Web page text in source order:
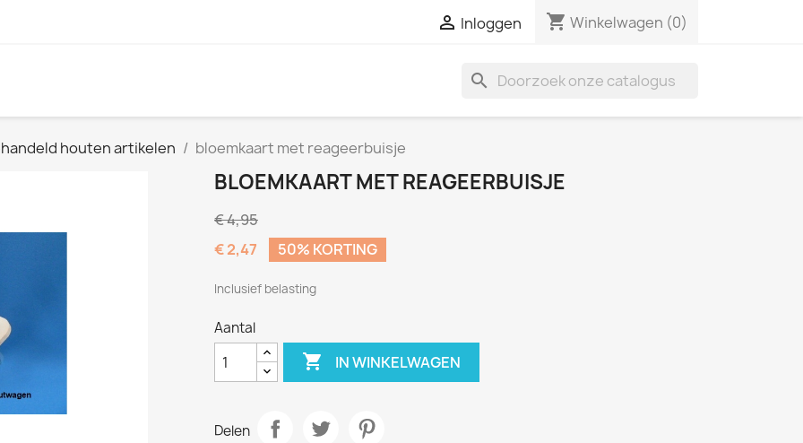
 Inloggen shopping_cart Winkelwagen (0)
search
houten artikelen bloemkaart met reageerbuisje
BLOEMKAART MET REAGEERBUISJE
€ 4,95
€ 2,47
50% KORTING
Inclusief belasting
Aantal
 IN WINKELWAGEN
Delen